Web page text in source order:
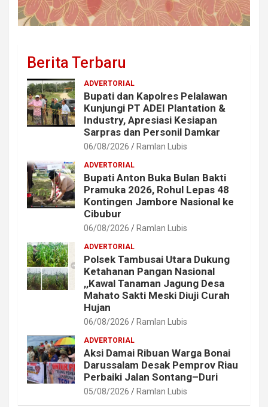
Berita Terbaru
ADVERTORIAL
Bupati dan Kapolres Pelalawan
Kunjungi PT ADEI Plantation &
Industry, Apresiasi Kesiapan
Sarpras dan Personil Damkar
06/08/2026 Ramlan Lubis
ADVERTORIAL
Bupati Anton Buka Bulan Bakti
Pramuka 2026, Rohul Lepas 48
Kontingen Jambore Nasional ke
Cibubur
06/08/2026 Ramlan Lubis
ADVERTORIAL
Polsek Tambusai Utara Dukung
Ketahanan Pangan Nasional
,,Kawal Tanaman Jagung Desa
Mahato Sakti Meski Diuji Curah
Hujan
06/08/2026 Ramlan Lubis
ADVERTORIAL
Aksi Damai Ribuan Warga Bonai
Darussalam Desak Pemprov Riau
Perbaiki Jalan Sontang–Duri
05/08/2026 Ramlan Lubis